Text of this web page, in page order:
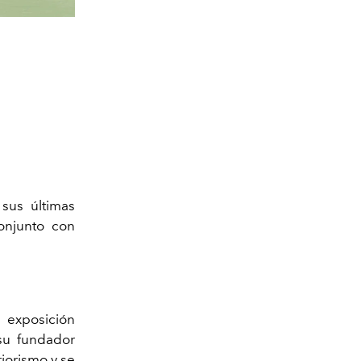
últimas
con
fundador